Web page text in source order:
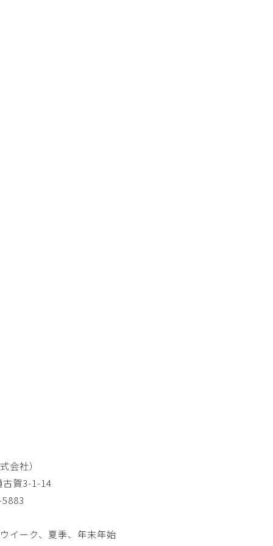
会社）
古賀3-1-14
イーク、夏季、年末年始